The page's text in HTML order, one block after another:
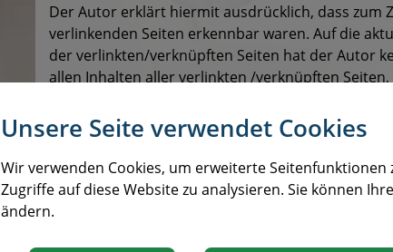
Der Autor erklärt hiermit ausdrücklich, dass zum
verlinkenden Seiten erkennbar waren. Auf die
der verlinkten/verknüpften Seiten hat der Autor
allen Inhalten aller verlinkten /verknüpften
für alle innerhalb des eigenen
eingerichteten Gästebüchern, Diskussionsforen,
Datenbanken, auf deren Inhalt externe
Inhalte und insbesondere für Schäden, die aus
Informationen entstehen, haftet allein der
Links auf die jeweilige Veröffentlichung lediglich
Unsere Seite verwendet Cookies
Wir verwenden Cookies, um erweiterte
Zugriffe auf diese Website zu analysieren. Sie können
ändern.